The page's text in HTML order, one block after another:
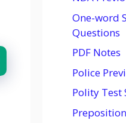
One-word
Questions
PDF Notes
Police
Polity Test
Preposition